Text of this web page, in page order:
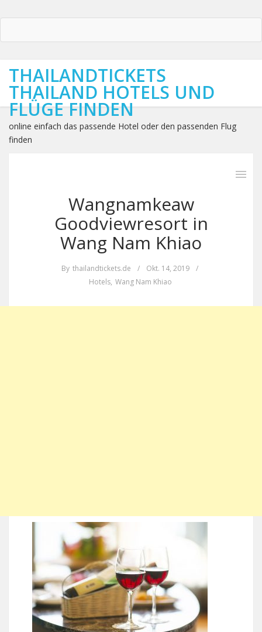
THAILANDTICKETS
THAILAND HOTELS UND
FLÜGE FINDEN
online einfach das passende Hotel oder den passenden Flug
finden
Wangnamkeaw
Goodviewresort in
Wang Nam Khiao
By thailandtickets.de / Okt. 14, 2019
/
Hotels, Wang Nam Khiao